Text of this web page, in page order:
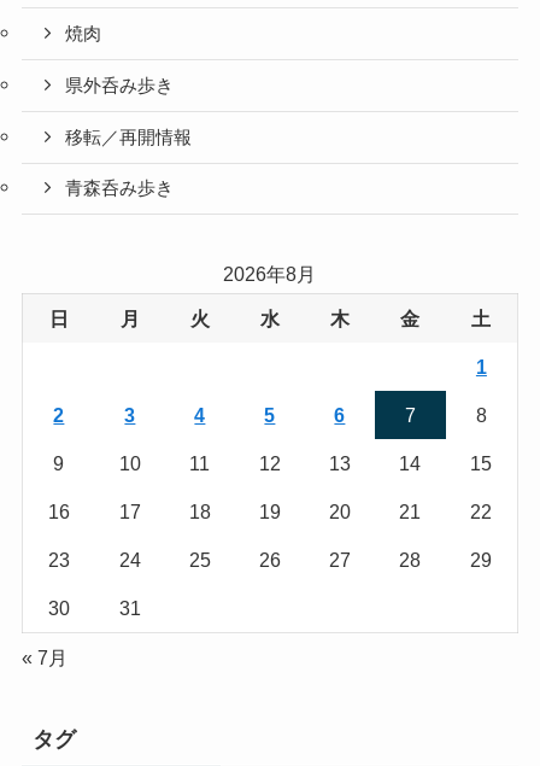
焼肉
県外呑み歩き
移転／再開情報
青森呑み歩き
2026年8月
日 月 火 水 木 金 土
1
2 3 4 5 6 7 8
9 10 11 12 13 14 15
16 17 18 19 20 21 22
23 24 25 26 27 28 29
30 31
« 7月
タグ